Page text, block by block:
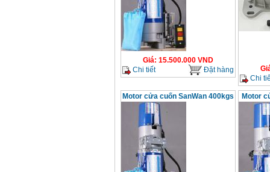
Giá: 15.500.000 VND
Chi tiết
Đặt hàng
Chi
Motor cửa cuốn SanWan 400kgs Motor